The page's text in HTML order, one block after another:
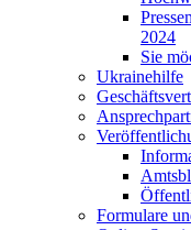
2024
Sie
Ukrainehilfe
Formulare